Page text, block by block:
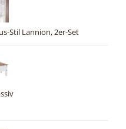
Stil Lannion, 2er-Set